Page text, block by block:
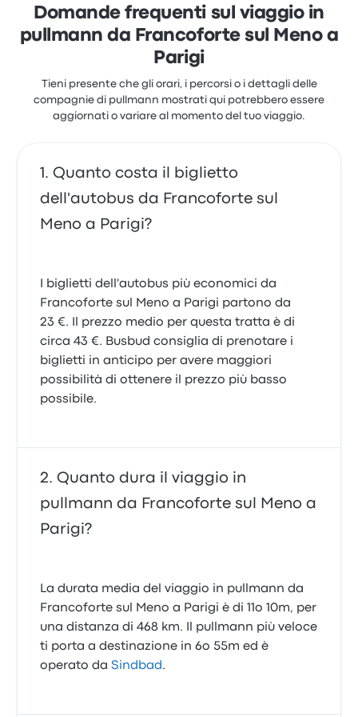
Ivkoni per questo viaggio partono da 61 €
Domande frequenti sul viaggio in
pullmann da Francoforte sul Meno a
Parigi
Tieni presente che gli orari, i percorsi o i dettagli delle
compagnie di pullmann mostrati qui potrebbero essere
aggiornati o variare al momento del tuo viaggio.
Quanto costa il biglietto
dell'autobus da Francoforte sul
Meno a Parigi?
I biglietti dell'autobus più economici da
Francoforte sul Meno a Parigi partono da
23 €. Il prezzo medio per questa tratta è di
circa 43 €. Busbud consiglia di prenotare i
biglietti in anticipo per avere maggiori
possibilità di ottenere il prezzo più basso
possibile.
Quanto dura il viaggio in
pullmann da Francoforte sul Meno a
Parigi?
La durata media del viaggio in pullmann da
Francoforte sul Meno a Parigi è di 11o 10m, per
una distanza di 468 km. Il pullmann più veloce
ti porta a destinazione in 6o 55m ed è
operato daSindbad .